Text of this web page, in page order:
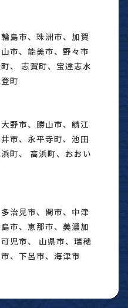
島市、珠洲市、加賀
市、能美市、野々市
、 志賀町、宝達志水
町
野市、勝山市、鯖江
市、永平寺町、池田
町、 高浜町、おおい
治見市、関市、中津
市、恵那市、美濃加
児市、 山県市、瑞穂
、下呂市、海津市